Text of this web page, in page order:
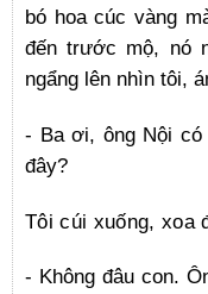
bó hoa cúc vàng
đến trước mộ, nó
ngẩng lên nhìn tôi,
- Ba ơi, ông Nội có
đây?
Tôi cúi xuống, xoa
- Không đâu con.